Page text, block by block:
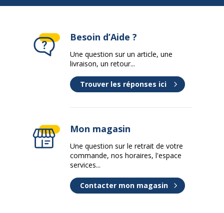
Besoin d’Aide ?
Une question sur un article, une
livraison, un retour...
Trouver les réponses ici
Mon magasin
Une question sur le retrait de votre
commande, nos horaires, l'espace
services...
Contacter mon magasin